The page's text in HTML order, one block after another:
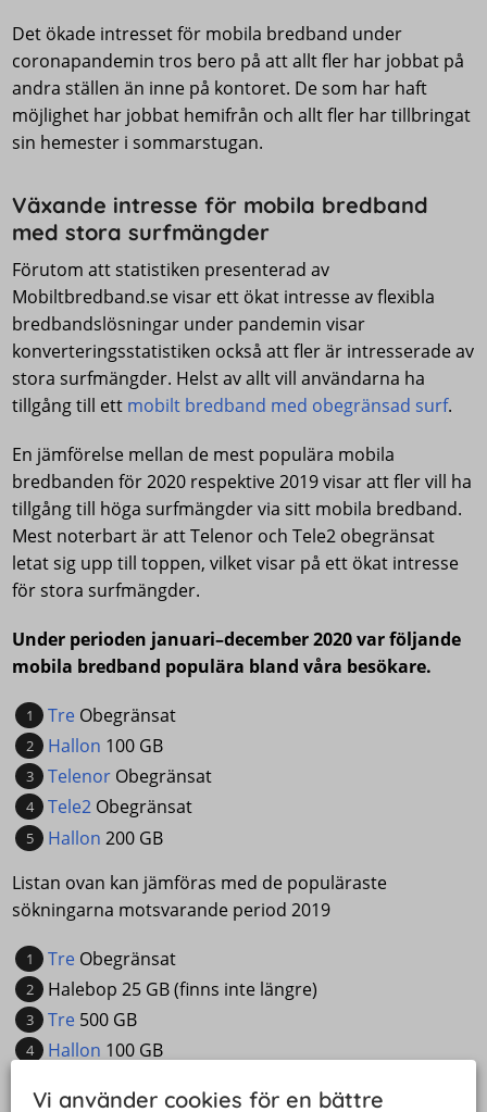
Det ökade intresset för mobila bredband under
coronapandemin tros bero på att allt fler har jobbat på
andra ställen än inne på kontoret. De som har haft
möjlighet har jobbat hemifrån och allt fler har tillbringat
sin hemester i sommarstugan.
Växande intresse för mobila bredband
med stora surfmängder
Förutom att statistiken presenterad av
Mobiltbredband.se visar ett ökat intresse av flexibla
bredbandslösningar under pandemin visar
konverteringsstatistiken också att fler är intresserade av
stora surfmängder. Helst av allt vill användarna ha
tillgång till ett mobilt bredband med obegränsad surf.
En jämförelse mellan de mest populära mobila
bredbanden för 2020 respektive 2019 visar att fler vill ha
tillgång till höga surfmängder via sitt mobila bredband.
Mest noterbart är att Telenor och Tele2 obegränsat
letat sig upp till toppen, vilket visar på ett ökat intresse
för stora surfmängder.
Under perioden januari–december 2020 var följande
mobila bredband populära bland våra besökare.
Tre Obegränsat
Hallon 100 GB
Telenor Obegränsat
Tele2 Obegränsat
Hallon 200 GB
Listan ovan kan jämföras med de populäraste
sökningarna motsvarande period 2019
Tre Obegränsat
Halebop 25 GB (finns inte längre)
Tre 500 GB
Hallon 100 GB
Vi använder cookies för en bättre